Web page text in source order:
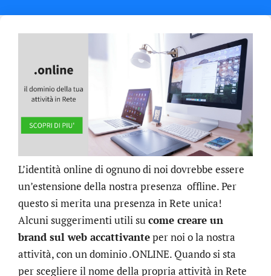
L’identità online di ognuno di noi dovrebbe essere
un’estensione della nostra presenza offline. Per
questo si merita una presenza in Rete unica!
Alcuni suggerimenti utili sucome creare un
brand sul web accattivanteper noi o la nostra
attività, con un dominio .ONLINE. Quando si sta
per scegliere il nome della propria attività in Rete